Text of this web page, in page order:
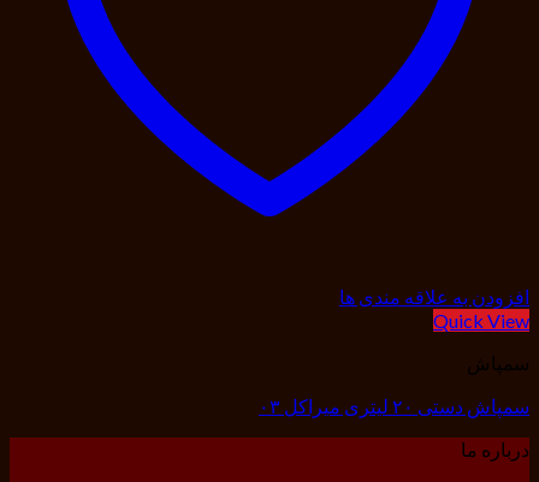
افزودن به علاقه مندی ها
Quick View
سمپاش
سمپاش دستی ۲۰ لیتری میراکل ۰۳
درباره ما